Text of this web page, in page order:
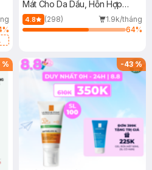
%
Mát Cho Da Dầu, Hỗn Hợp
400ml
4.8 (298)
1.9k/tháng
64%
% -43%